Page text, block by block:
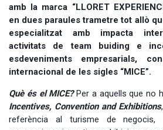
amb la marca “LLORET
en dues paraules trametre tot allò
especialitzat amb impacta
activitats de team buiding e
esdeveniments empresarials,
internacional de les sigles “MICE”.
Què és el MICE? Per a aquells que no
Incentives, Convention and Exhibitions
referència al turisme de negocis,